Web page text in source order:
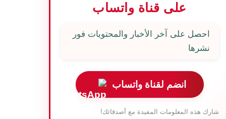
على قناة واتساب
احصل على آخر الأخبار والمحتويات فور
نشرها
انضم لقناة واتساب
شارك هذه المعلومات المفيدة مع أصدقائك!